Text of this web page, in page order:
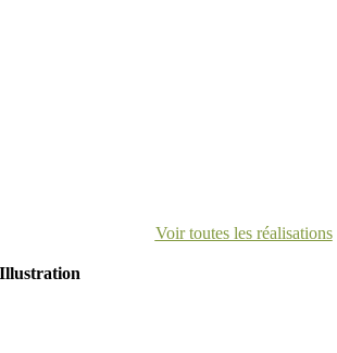
Voir toutes les réalisations
Illustration